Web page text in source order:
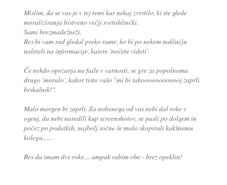
Mislim, da se vas je v tej temi kar nekaj zvrstilo, ki ste glede
moraliziranja bistveno večji svetohlinčki.
Sami brezmadežneži.
Res bi vam rad gledal preko rame, ko bi po nekem naklučju
naleteli na informacije, katere 'nočete videti'.
Če nekdo opozarja na faile v varnosti, se gre za popolnoma
drugo 'moralo', kakor tisto vašo "mi bi takoooooooooooj zaprli
brskalnik!".
Malo morgen bi zaprli. Za nobenega od vas nebi dal roke v
ogenj, da nebi naredili kup screenshotov, se pasli po dolgem in
počez po podatkih, najbolj sočne še malo skopirali kakšnemu
kolegu,.....
Res da imam dve roke.... ampak rabim obe - brez opeklin!